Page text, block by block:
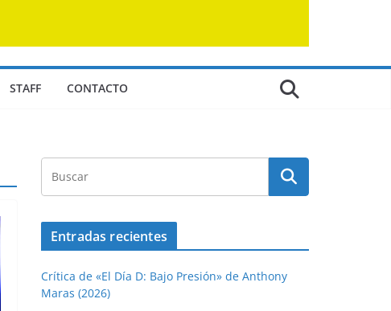
STAFF CONTACTO
Entradas recientes
Crítica de «El Día D: Bajo Presión» de Anthony
Maras (2026)